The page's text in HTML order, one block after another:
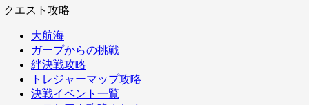
クエスト攻略
大航海
ガープからの挑戦
絆決戦攻略
トレジャーマップ攻略
決戦イベント一覧